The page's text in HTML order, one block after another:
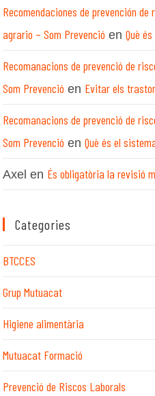
Recomendaciones de prevención
agrario – Som Prevenció enQuè
Recomanacions de prevenció de
Som Prevenció en Evitar els
Recomanacions de prevenció de
Som Prevenció enQuè és el
Axel en És obligatòria la revisió
Categories
BTCCES
Grup Mutuacat
Higiene alimentària
Mutuacat Formació
Prevenció de Riscos Laborals